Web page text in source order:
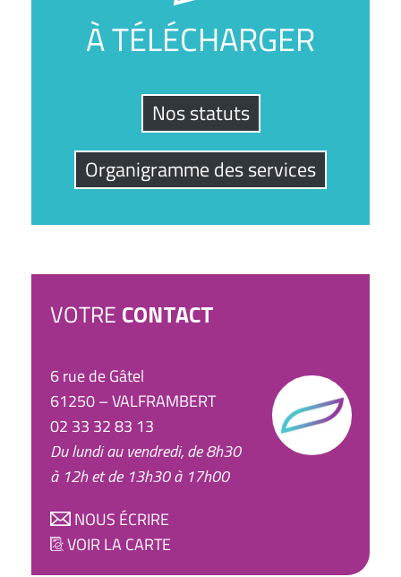
À TÉLÉCHARGER
Nos statuts
Organigramme des services
VOTRE CONTACT
6 rue de Gâtel
61250 – VALFRAMBERT
02 33 32 83 13
Du lundi au vendredi, de 8h30
à 12h et de 13h30 à 17h00
NOUS ÉCRIRE
VOIR LA CARTE